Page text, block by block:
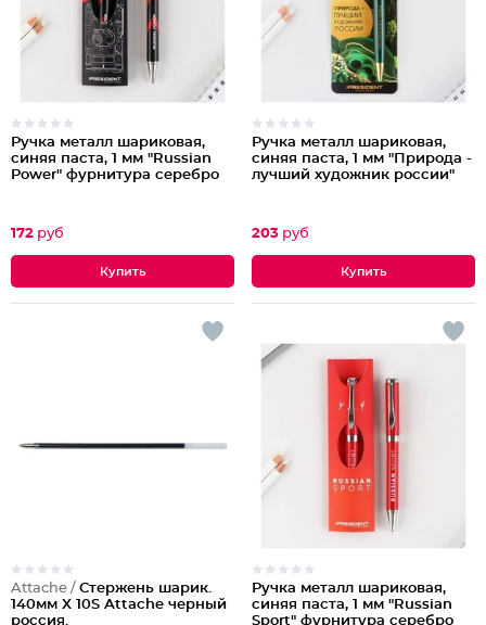
Ручка металл шариковая,
синяя паста, 1 мм "Russian
Power" фурнитура серебро
172 руб
Ручка металл шариковая,
синяя паста, 1 мм "Природа -
лучший художник россии"
203 руб
Attache / Стержень шарик.
140мм X 10S Attache черный
россия.
Ручка металл шариковая,
синяя паста, 1 мм "Russian
Sport" фурнитура серебро